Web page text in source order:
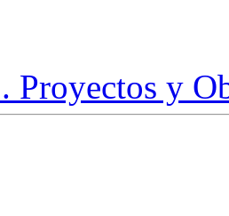
Proyectos y